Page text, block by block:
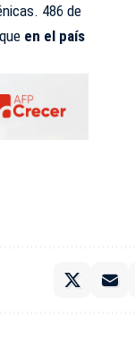
486 de
en el país